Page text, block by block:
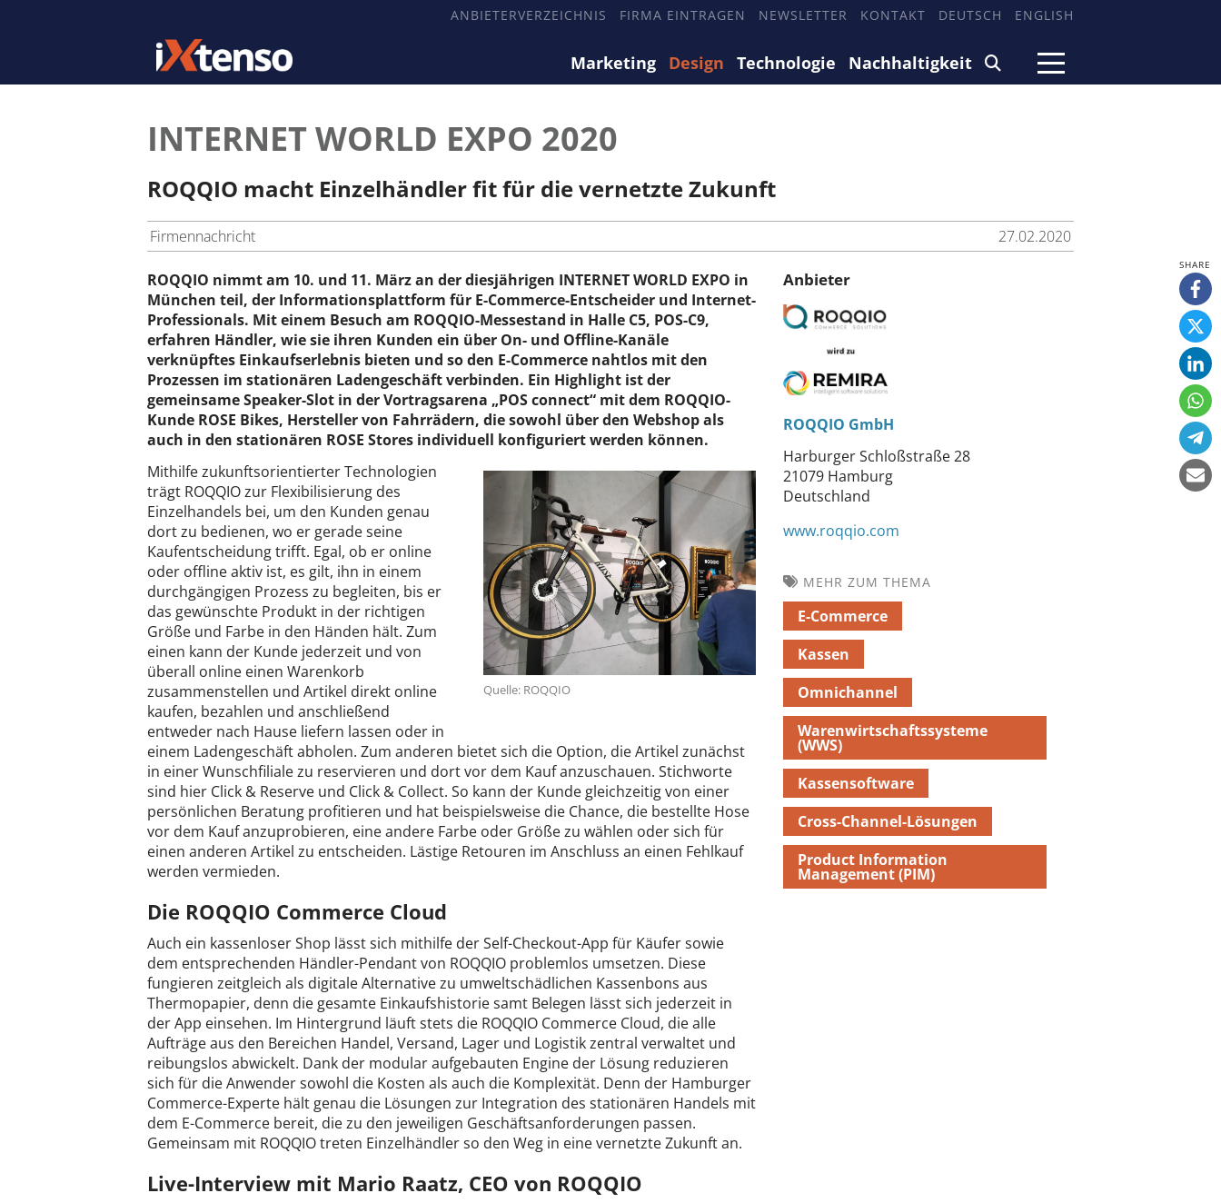
ANBIETERVERZEICHNIS FIRMA EINTRAGEN NEWSLETTER KONTAKT DEUTSCH ENGLISH
Marketing Design Technologie Nachhaltigkeit
INTERNET WORLD EXPO 2020
ROQQIO macht Einzelhändler fit für die vernetzte Zukunft
Firmennachricht 27.02.2020
ROQQIO nimmt am 10. und 11. März an der diesjährigen INTERNET WORLD EXPO in
München teil, der Informationsplattform für E-Commerce-Entscheider und Internet-
Professionals. Mit einem Besuch am ROQQIO-Messestand in Halle C5, POS-C9,
erfahren Händler, wie sie ihren Kunden ein über On- und Offline-Kanäle
verknüpftes Einkaufserlebnis bieten und so den E-Commerce nahtlos mit den
Prozessen im stationären Ladengeschäft verbinden. Ein Highlight ist der
gemeinsame Speaker-Slot in der Vortragsarena „POS connect“ mit dem ROQQIO-
Kunde ROSE Bikes, Hersteller von Fahrrädern, die sowohl über den Webshop als
auch in den stationären ROSE Stores individuell konfiguriert werden können.
Quelle: ROQQIO
Mithilfe zukunftsorientierter Technologien
trägt ROQQIO zur Flexibilisierung des
Einzelhandels bei, um den Kunden genau
dort zu bedienen, wo er gerade seine
Kaufentscheidung trifft. Egal, ob er online
oder offline aktiv ist, es gilt, ihn in einem
durchgängigen Prozess zu begleiten, bis er
das gewünschte Produkt in der richtigen
Größe und Farbe in den Händen hält. Zum
einen kann der Kunde jederzeit und von
überall online einen Warenkorb
zusammenstellen und Artikel direkt online
kaufen, bezahlen und anschließend
entweder nach Hause liefern lassen oder in
einem Ladengeschäft abholen. Zum anderen bietet sich die Option, die Artikel zunächst
in einer Wunschfiliale zu reservieren und dort vor dem Kauf anzuschauen. Stichworte
sind hier Click & Reserve und Click & Collect. So kann der Kunde gleichzeitig von einer
persönlichen Beratung profitieren und hat beispielsweise die Chance, die bestellte Hose
vor dem Kauf anzuprobieren, eine andere Farbe oder Größe zu wählen oder sich für
einen anderen Artikel zu entscheiden. Lästige Retouren im Anschluss an einen Fehlkauf
werden vermieden.
Die ROQQIO Commerce Cloud
Auch ein kassenloser Shop lässt sich mithilfe der Self-Checkout-App für Käufer sowie
dem entsprechenden Händler-Pendant von ROQQIO problemlos umsetzen. Diese
fungieren zeitgleich als digitale Alternative zu umweltschädlichen Kassenbons aus
Thermopapier, denn die gesamte Einkaufshistorie samt Belegen lässt sich jederzeit in
der App einsehen. Im Hintergrund läuft stets die ROQQIO Commerce Cloud, die alle
Aufträge aus den Bereichen Handel, Versand, Lager und Logistik zentral verwaltet und
reibungslos abwickelt. Dank der modular aufgebauten Engine der Lösung reduzieren
sich für die Anwender sowohl die Kosten als auch die Komplexität. Denn der Hamburger
Commerce-Experte hält genau die Lösungen zur Integration des stationären Handels mit
dem E-Commerce bereit, die zu den jeweiligen Geschäftsanforderungen passen.
Gemeinsam mit ROQQIO treten Einzelhändler so den Weg in eine vernetzte Zukunft an.
Live-Interview mit Mario Raatz, CEO von ROQQIO
Anbieter
ROQQIO GmbH
Harburger Schloßstraße 28
21079 Hamburg
Deutschland
www.roqqio.com
MEHR ZUM THEMA
E-Commerce
Kassen
Omnichannel
Warenwirtschaftssysteme
(WWS)
Kassensoftware
Cross-Channel-Lösungen
Product Information
Management (PIM)